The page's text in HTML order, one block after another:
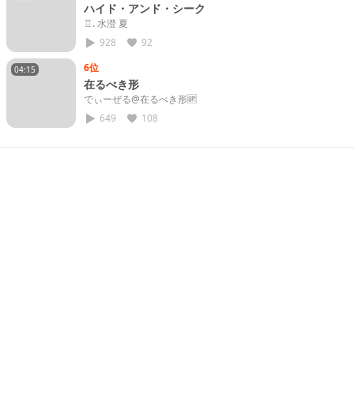
ハイド・アンド・シーク
♖. 水澄 夏
928
92
04:15 6位
在るべき形
でぃーぜる@在るべき形🆙
649
108